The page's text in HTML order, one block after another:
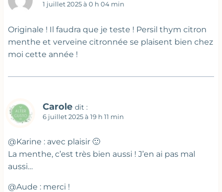
1 juillet 2025 à 0 h 04 min
Originale ! Il faudra que je teste ! Persil thym citron
menthe et verveine citronnée se plaisent bien chez
moi cette année !
Carole dit :
6 juillet 2025 à 19 h 11 min
@Karine : avec plaisir 🙂
La menthe, c’est très bien aussi ! J’en ai pas mal
aussi…
@Aude : merci !